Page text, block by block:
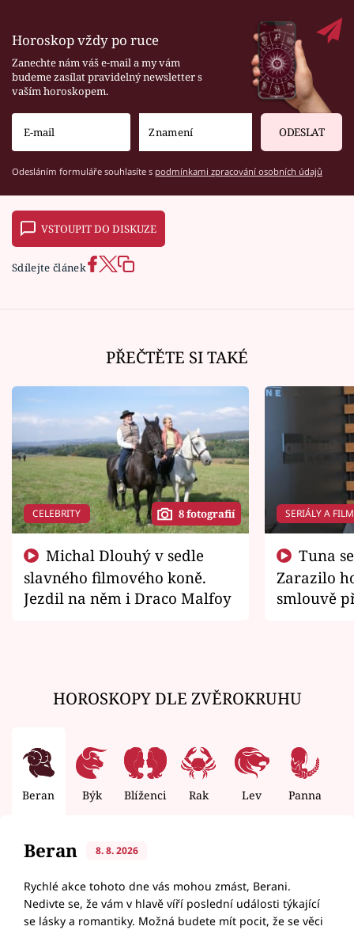
Horoskop vždy po ruce
Zanechte nám váš e-mail a my vám
budeme zasílat pravidelný newsletter s
vaším horoskopem.
ODESLAT
Odesláním formuláře souhlasíte s podmínkami zpracování osobních údajů
VSTOUPIT DO DISKUZE
Sdílejte článek
PŘEČTĚTE SI TAKÉ
CELEBRITY 8 fotografií
slavného filmového koně.
Jezdil na něm i Draco Malfoy
SERIÁLY A
Zarazilo
smlouvě
HOROSKOPY DLE ZVĚROKRUHU
Beran Býk Blíženci Rak Lev Panna
Beran 8. 8. 2026
Rychlé akce tohoto dne vás mohou zmást, Berani.
Nedivte se, že vám v hlavě víří poslední události týkající
se lásky a romantiky. Možná budete mít pocit, že se věci